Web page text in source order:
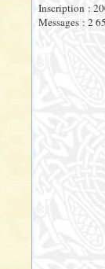
Inscription :
Messages : 2